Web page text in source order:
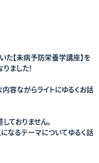
た【未病予防栄養学講座】を
ました！
内容ながらライトにゆるくお話
ておりません。
なるテーマについてゆるく話